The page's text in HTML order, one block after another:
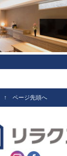
↑ ページ先頭へ